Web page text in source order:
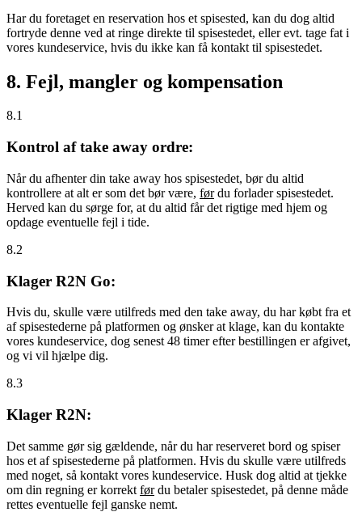
Har du foretaget en reservation hos et spisested, kan du dog altid
fortryde denne ved at ringe direkte til spisestedet, eller evt. tage fat i
vores kundeservice, hvis du ikke kan få kontakt til spisestedet.
8. Fejl, mangler og kompensation
8.1
Kontrol af take away ordre:
Når du afhenter din take away hos spisestedet, bør du altid
kontrollere at alt er som det bør være, førdu forlader spisestedet.
Herved kan du sørge for, at du altid får det rigtige med hjem og
opdage eventuelle fejl i tide.
8.2
Klager R2N Go:
Hvis du, skulle være utilfreds med den take away, du har købt fra et
af spisestederne på platformen og ønsker at klage, kan du kontakte
vores kundeservice, dog senest 48 timer efter bestillingen er afgivet,
og vi vil hjælpe dig.
8.3
Klager R2N:
Det samme gør sig gældende, når du har reserveret bord og spiser
hos et af spisestederne på platformen. Hvis du skulle være utilfreds
med noget, så kontakt vores kundeservice. Husk dog altid at tjekke
om din regning er korrekt førdu betaler spisestedet, på denne måde
rettes eventuelle fejl ganske nemt.